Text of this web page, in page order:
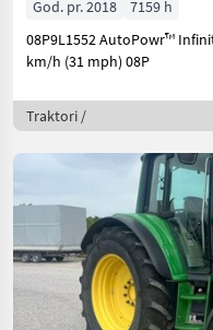
God. pr. 2018
7159 h
08P9L1552 AutoPowr™
km/h (31 mph) 08P
Traktori /